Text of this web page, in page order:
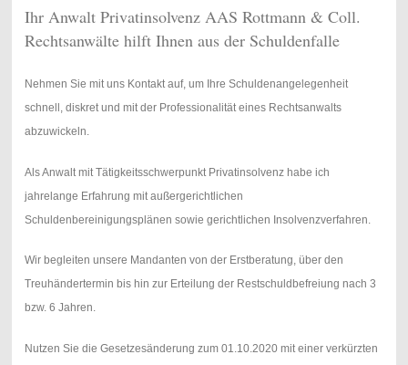
Ihr Anwalt Privatinsolvenz AAS Rottmann & Coll.
Rechtsanwälte hilft Ihnen aus der Schuldenfalle
Nehmen Sie mit uns Kontakt auf, um Ihre Schuldenangelegenheit
schnell, diskret und mit der Professionalität eines Rechtsanwalts
abzuwickeln.
Als Anwalt mit Tätigkeitsschwerpunkt Privatinsolvenz habe ich
jahrelange Erfahrung mit außergerichtlichen
Schuldenbereinigungsplänen sowie gerichtlichen Insolvenzverfahren.
Wir begleiten unsere Mandanten von der Erstberatung, über den
Treuhändertermin bis hin zur Erteilung der Restschuldbefreiung nach 3
bzw. 6 Jahren.
Nutzen Sie die Gesetzesänderung zum 01.10.2020 mit einer verkürzten